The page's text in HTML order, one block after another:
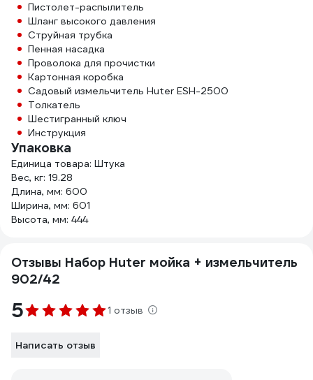
Пистолет-распылитель
Шланг высокого давления
Струйная трубка
Пенная насадка
Проволока для прочистки
Картонная коробка
Садовый измельчитель Huter ESH-2500
Толкатель
Шестигранный ключ
Инструкция
Упаковка
Единица товара: Штука
Вес, кг: 19.28
Длина, мм: 600
Ширина, мм: 601
Высота, мм: 444
Отзывы Набор Huter мойка + измельчитель
902/42
5 1 отзыв
Написать отзыв